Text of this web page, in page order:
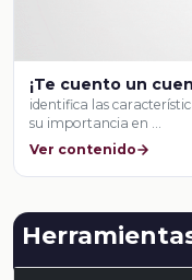
¡Te cuento un
identifica las
su importancia en …
Ver contenido